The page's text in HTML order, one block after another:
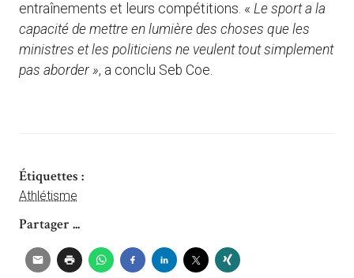
entraînements et leurs compétitions. « Le sport a la
capacité de mettre en lumière des choses que les
ministres et les politiciens ne veulent tout simplement
pas aborder », a conclu Seb Coe.
Étiquettes :
Athlétisme
Partager ...